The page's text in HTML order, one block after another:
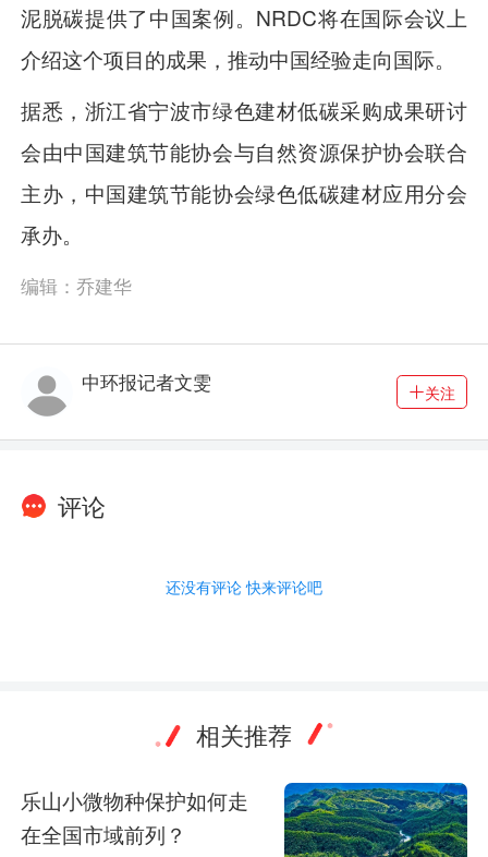
泥脱碳提供了中国案例。NRDC将在国际会议上
介绍这个项目的成果，推动中国经验走向国际。
据悉，浙江省宁波市绿色建材低碳采购成果研讨
会由中国建筑节能协会与自然资源保护协会联合
主办，中国建筑节能协会绿色低碳建材应用分会
承办。
编辑：乔建华
中环报记者文雯 关注
评论
还没有评论 快来评论吧
相关推荐
乐山小微物种保护如何走
在全国市域前列？